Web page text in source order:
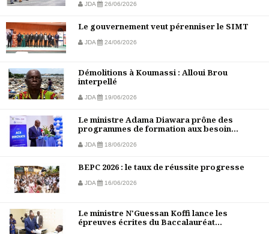
JDA 26/06/2026
Le gouvernement veut pérenniser le SIMT
JDA 24/06/2026
Démolitions à Koumassi : Alloui Brou
interpellé
JDA 19/06/2026
Le ministre Adama Diawara prône des
programmes de formation aux besoin...
JDA 18/06/2026
BEPC 2026 : le taux de réussite progresse
JDA 16/06/2026
Le ministre N'Guessan Koffi lance les
épreuves écrites du Baccalauréat...